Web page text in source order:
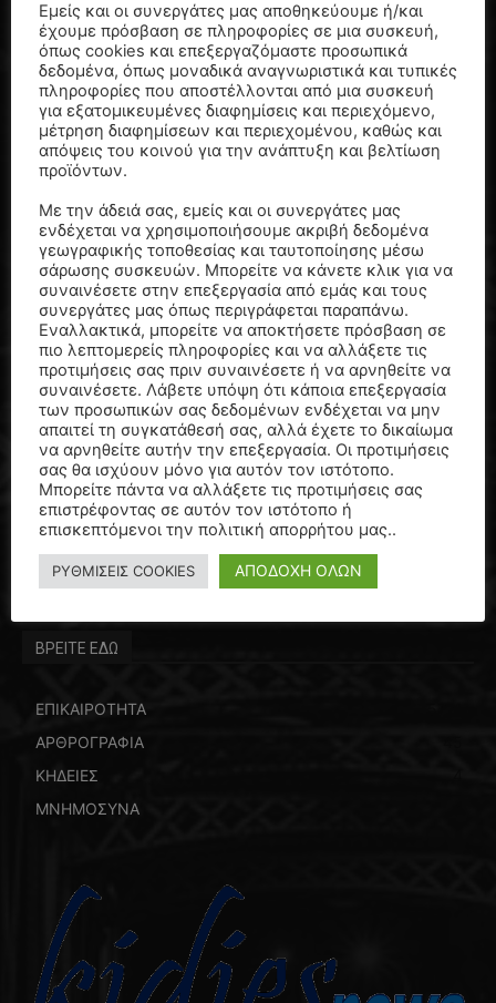
Πότε έχει θεσπίσει η εκκλησία
μνημόσυνα – ψυχοσάββατα…
10 Ιουνίου, 2022
ΠΡΕΠΕΙ ΝΑ ΔΙΑΒΑΣΕΤΕ
ΣΕΡΡΕΣ: Τροχαίο δυστύχημα με νεκρούς
μάνα και γιό…
7 Αυγούστου, 2026
ΑΓΡΙΝΙΟ: πένθος για τον αιφνίδιο θάνατο
του Δημήτρη Καρατσώρη, προπονητή
μπάσκετ…
7 Αυγούστου, 2026
Πέθανε ο Λάκης Χαλκιάς…
3 Αυγούστου, 2026
ΒΡΕΙΤΕ ΕΔΩ
ΕΠΙΚΑΙΡΟΤΗΤΑ
ΑΡΘΡΟΓΡΑΦΙΑ
ΚΗΔΕΙΕΣ
ΜΝΗΜΟΣΥΝΑ
Εμείς και οι συνεργάτες μας αποθηκεύουμε ή/και
έχουμε πρόσβαση σε πληροφορίες σε μια συσκευή,
όπως cookies και επεξεργαζόμαστε προσωπικά
δεδομένα, όπως μοναδικά αναγνωριστικά και τυπικές
πληροφορίες που αποστέλλονται από μια συσκευή
για εξατομικευμένες διαφημίσεις και περιεχόμενο,
μέτρηση διαφημίσεων και περιεχομένου, καθώς και
απόψεις του κοινού για την ανάπτυξη και βελτίωση
προϊόντων.
Με την άδειά σας, εμείς και οι συνεργάτες μας
ενδέχεται να χρησιμοποιήσουμε ακριβή δεδομένα
γεωγραφικής τοποθεσίας και ταυτοποίησης μέσω
σάρωσης συσκευών. Μπορείτε να κάνετε κλικ για να
συναινέσετε στην επεξεργασία από εμάς και τους
συνεργάτες μας όπως περιγράφεται παραπάνω.
Εναλλακτικά, μπορείτε να αποκτήσετε πρόσβαση σε
πιο λεπτομερείς πληροφορίες και να αλλάξετε τις
προτιμήσεις σας πριν συναινέσετε ή να αρνηθείτε να
συναινέσετε. Λάβετε υπόψη ότι κάποια επεξεργασία
των προσωπικών σας δεδομένων ενδέχεται να μην
απαιτεί τη συγκατάθεσή σας, αλλά έχετε το δικαίωμα
να αρνηθείτε αυτήν την επεξεργασία. Οι προτιμήσεις
σας θα ισχύουν μόνο για αυτόν τον ιστότοπο.
Μπορείτε πάντα να αλλάξετε τις προτιμήσεις σας
επιστρέφοντας σε αυτόν τον ιστότοπο ή
επισκεπτόμενοι την πολιτική απορρήτου μας..
ΡΥΘΜΙΣΕΙΣ COOKIES ΑΠΟΔΟΧΗ ΟΛΩΝ